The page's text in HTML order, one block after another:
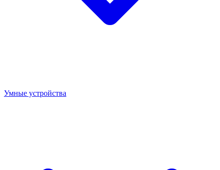
Умные устройства